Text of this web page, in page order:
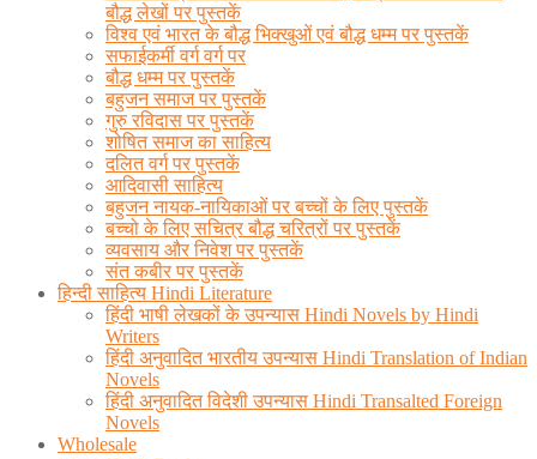
बौद्ध लेखों पर पुस्तकें
विश्व एवं भारत के बौद्ध भिक्खुओं एवं बौद्ध धम्म पर पुस्तकें
सफाईकर्मी वर्ग वर्ग पर
बौद्ध धम्म पर पुस्तकें
बहुजन समाज पर पुस्तकें
गुरु रविदास पर पुस्तकें
शोषित समाज का साहित्य
दलित वर्ग पर पुस्तकें
आदिवासी साहित्य
बहुजन नायक-नायिकाओं पर बच्चों के लिए पुस्तकें
बच्चो के लिए सचित्र बौद्ध चरित्रों पर पुस्तकें
व्यवसाय और निवेश पर पुस्तकें
संत कबीर पर पुस्तकें
हिन्दी साहित्य Hindi Literature
हिंदी भाषी लेखकों के उपन्यास Hindi Novels by Hindi
Writers
हिंदी अनुवादित भारतीय उपन्यास Hindi Translation of Indian
Novels
हिंदी अनुवादित विदेशी उपन्यास Hindi Transalted Foreign
Novels
Wholesale